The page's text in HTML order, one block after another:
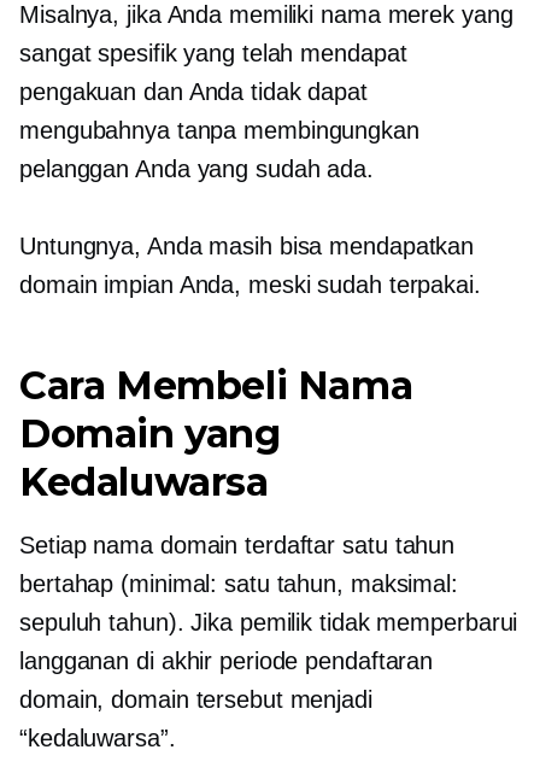
Misalnya, jika Anda memiliki nama merek yang
sangat spesifik yang telah mendapat
pengakuan dan Anda tidak dapat
mengubahnya tanpa membingungkan
pelanggan Anda yang sudah ada.
Untungnya, Anda masih bisa mendapatkan
domain impian Anda, meski sudah terpakai.
Cara Membeli Nama
Domain yang
Kedaluwarsa
Setiap nama domain terdaftarsatu tahun
bertahap (minimal: satu tahun, maksimal:
sepuluh tahun). Jika pemilik tidak memperbarui
langganan di akhir periode pendaftaran
domain, domain tersebut menjadi
“kedaluwarsa”.